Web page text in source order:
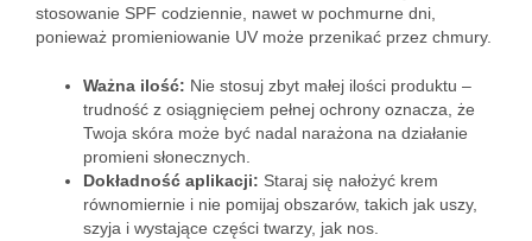
stosowanie SPF codziennie, nawet w pochmurne dni,
ponieważ promieniowanie UV może przenikać przez chmury.
Ważna ilość: Nie stosuj zbyt małej ilości produktu –
trudność z osiągnięciem pełnej ochrony oznacza, że
Twoja skóra może być nadal narażona na działanie
promieni słonecznych.
Dokładność aplikacji: Staraj się nałożyć krem
równomiernie i nie pomijaj obszarów, takich jak uszy,
szyja i wystające części twarzy, jak nos.